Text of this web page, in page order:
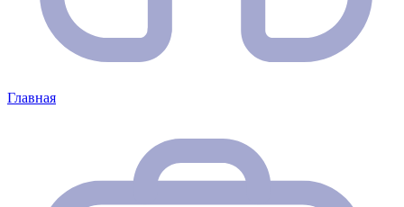
Главная